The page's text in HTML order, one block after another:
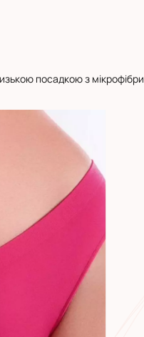
посадкою з мікрофібри